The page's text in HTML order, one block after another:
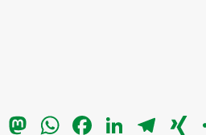
Bluesky MastodonWhatsAppFacebookLinkedIn